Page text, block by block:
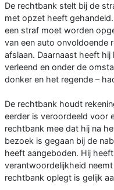
De rechtbank stelt bij de
met opzet heeft
een straf moet worden
van een auto onvoldoende
afslaan. Daarnaast heeft
verleend en onder de
donker en het regende –
De rechtbank houdt
eerder is veroordeeld voor
rechtbank mee dat hij na
bezoek is gegaan bij de
heeft aangeboden. Hij
verantwoordelijkheid
rechtbank oplegt is gelijk